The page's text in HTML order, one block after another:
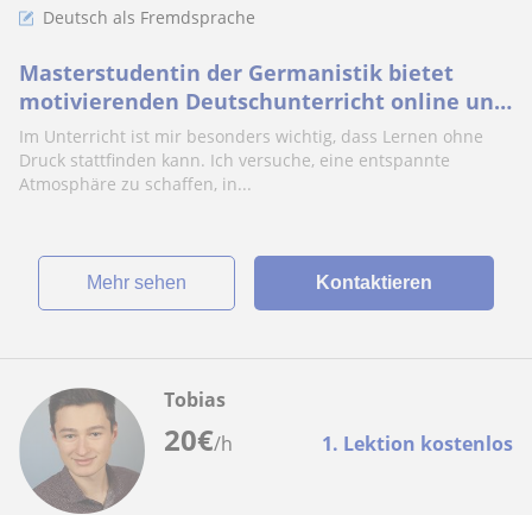
Deutsch als Fremdsprache
Masterstudentin der Germanistik bietet
motivierenden Deutschunterricht online und
in Präsenz in Konstanz
Im Unterricht ist mir besonders wichtig, dass Lernen ohne
Druck stattfinden kann. Ich versuche, eine entspannte
Atmosphäre zu schaffen, in...
Mehr sehen Kontaktieren
20€/h 1. Lektion kostenlos
Tobias